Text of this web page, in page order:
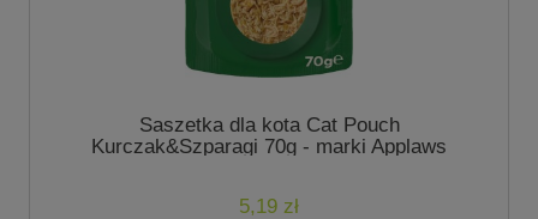
Saszetka dla kota Cat Pouch
Kurczak&Szparagi 70g - marki Applaws
5,19 zł